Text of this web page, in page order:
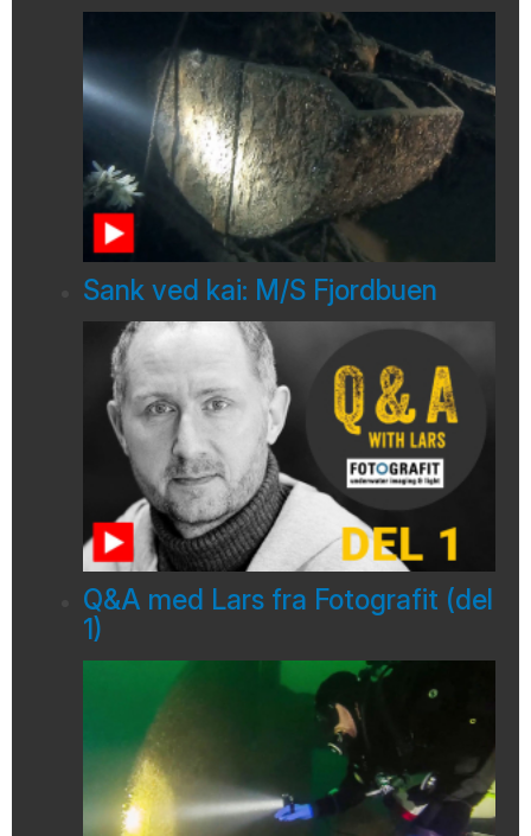
Sank ved kai: M/S Fjordbuen
Q&A med Lars fra Fotografit (del
1)